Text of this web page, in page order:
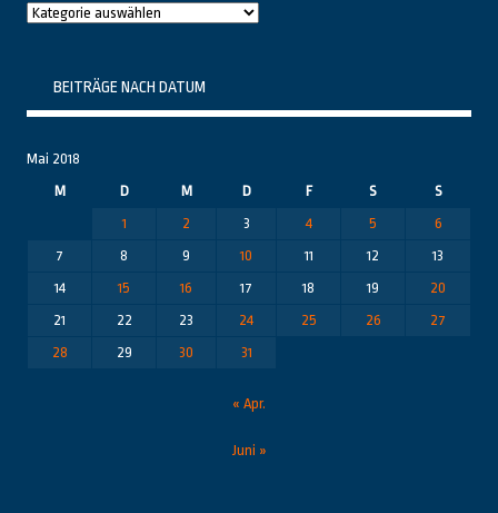
Raushier
BEITRÄGE NACH DATUM
Mai 2018
M
D M D F S
S
1
2 3 4 5
6
7
8 9 10 11 12
13
14
15 16 17 18 19
20
21
22 23 24 25 26
27
28
29 30 31
« Apr.
Juni »